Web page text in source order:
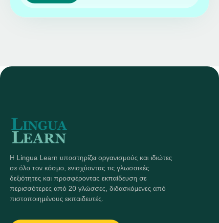
Η Lingua Learn υποστηρίζει οργανισμούς και ιδιώτες
σε όλο τον κόσμο, ενισχύοντας τις γλωσσικές
δεξιότητες και προσφέροντας εκπαίδευση σε
περισσότερες από 20 γλώσσες, διδασκόμενες από
πιστοποιημένους εκπαιδευτές.